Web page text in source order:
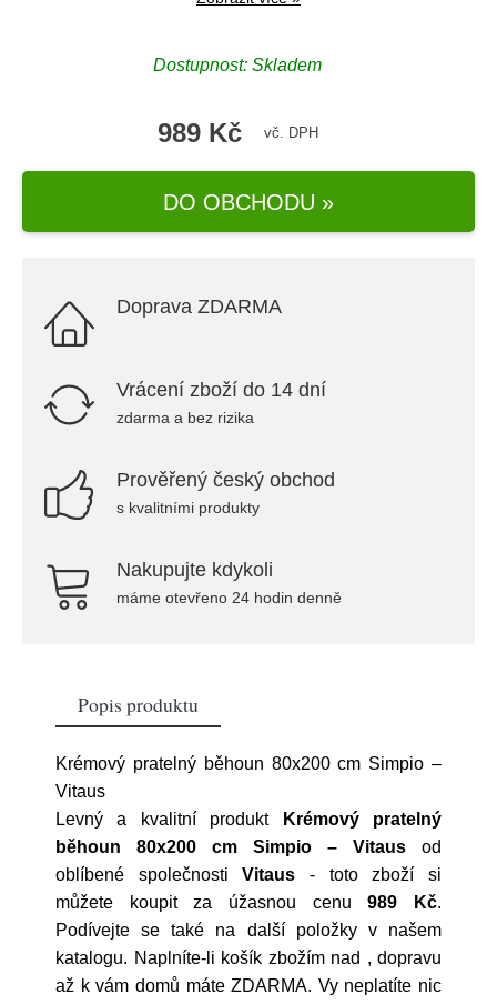
Dostupnost: Skladem
989 Kč vč. DPH
DO OBCHODU »
Doprava ZDARMA
Vrácení zboží do 14 dní
zdarma a bez rizika
Prověřený český obchod
s kvalitními produkty
Nakupujte kdykoli
máme otevřeno 24 hodin denně
Popis produktu
Krémový pratelný běhoun 80x200 cm Simpio –
Vitaus
Levný a kvalitní produkt
Krémový pratelný
běhoun 80x200 cm Simpio – Vitaus od
oblíbené společnostiVitaus - toto zboží si
můžete koupit za úžasnou cenu989 Kč.
Podívejte se také na další položky v našem
katalogu. Naplníte-li košík zbožím nad , dopravu
až k vám domů máte ZDARMA. Vy neplatíte nic